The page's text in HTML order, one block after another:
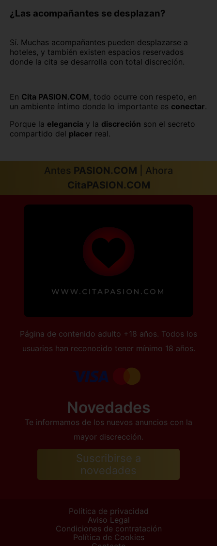
¿Las acompañantes se desplazan?
Sí. Muchas acompañantes pueden desplazarse a
hoteles, y también existen espacios reservados
donde la cita se desarrolla con total discreción.
En Cita PASION.COM, todo ocurre con respeto, en
un ambiente íntimo donde lo importante es conectar.
Porque la elegancia y la discreción son el secreto
compartido del placer real.
Antes PASION.COM | Ahora
CitaPASION.COM
Página de contenido adulto +18 años. Todos los
usuarios han reconocido tener mínimo 18 años.
Novedades
Te informamos de los nuevos anuncios con la
mayor discrección.
Suscribirse a
novedades
Política de privacidad
Aviso Legal
Condiciones de contratación
Política de Cookies